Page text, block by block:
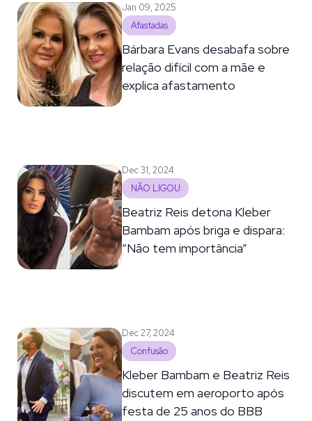
Jan 09, 2025
Afastadas
Bárbara Evans desabafa sobre
relação difícil com a mãe e
explica afastamento
Dec 31, 2024
NÃO LIGOU
Beatriz Reis detona Kleber
Bambam após briga e dispara:
“Não tem importância”
Dec 27, 2024
Confusão
Kleber Bambam e Beatriz Reis
discutem em aeroporto após
festa de 25 anos do BBB